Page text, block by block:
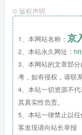
© 版权声明
1、本网站名称： 京
2、本站永久网址：
3、本网站的文章部
考，如有侵权，请联
4、本站一切资源不
其真实性负责。
5、本站一律禁止以
客发现请向站长举报